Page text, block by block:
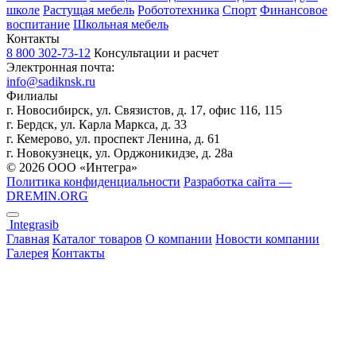
школе Растущая мебель Робототехника Спорт Финансовое
воспитание Школьная мебель
Контакты
8 800 302-73-12 Консультации и расчет
Электронная почта:
info@sadiknsk.ru
Филиалы
г. Новосибирск, ул. Связистов, д. 17, офис 116, 115
г. Бердск, ул. Карла Маркса, д. 33
г. Кемерово, ул. проспект Ленина, д. 61
г. Новокузнецк, ул. ​Орджоникидзе, д. 28а
© 2026 ООО «Интегра»
Политика конфиденциальности Разработка сайта —
DREMIN.ORG
Integrasib
Главная Каталог товаров О компании Новости компании
Галерея Контакты